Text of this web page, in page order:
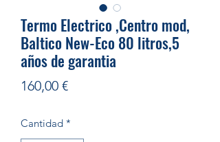
Termo Electrico ,Centro mod,
Baltico New-Eco 80 litros,5
años de garantia
160,00 €Precio
Cantidad *